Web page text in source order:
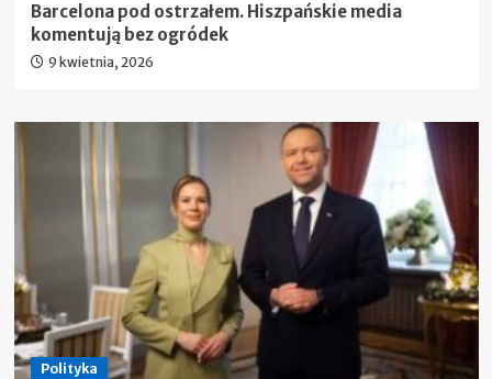
Barcelona pod ostrzałem. Hiszpańskie media
komentują bez ogródek
9 kwietnia, 2026
Polityka